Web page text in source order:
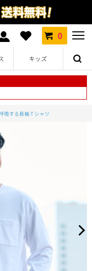
0
キッズ
吸する長袖Ｔシャツ